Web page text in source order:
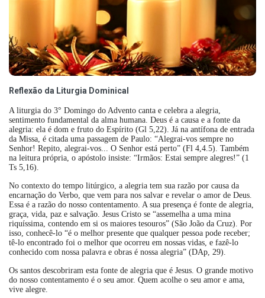
Reflexão da Liturgia Dominical
A liturgia do 3° Domingo do Advento canta e celebra a alegria,
sentimento fundamental da alma humana. Deus é a causa e a fonte da
alegria: ela é dom e fruto do Espírito (Gl 5,22). Já na antífona de entrada
da Missa, é citada uma passagem de Paulo: “Alegrai-vos sempre no
Senhor! Repito, alegrai-vos... O Senhor está perto” (Fl 4,4.5). Também
na leitura própria, o apóstolo insiste: “Irmãos: Estai sempre alegres!” (1
Ts 5,16).
No contexto do tempo litúrgico, a alegria tem sua razão por causa da
encarnação do Verbo, que vem para nos salvar e revelar o amor de Deus.
Essa é a razão do nosso contentamento. A sua presença é fonte de alegria,
graça, vida, paz e salvação. Jesus Cristo se “assemelha a uma mina
riquíssima, contendo em si os maiores tesouros” (São João da Cruz). Por
isso, conhecê-lo “é o melhor presente que qualquer pessoa pode receber;
tê-lo encontrado foi o melhor que ocorreu em nossas vidas, e fazê-lo
conhecido com nossa palavra e obras é nossa alegria” (DAp, 29).
Os santos descobriram esta fonte de alegria que é Jesus. O grande motivo
do nosso contentamento é o seu amor. Quem acolhe o seu amor e ama,
vive alegre.